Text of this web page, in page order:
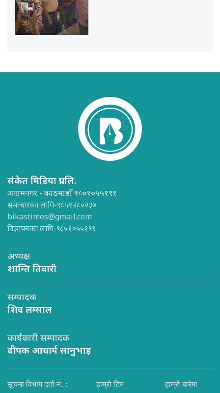
संकेत मिडिया प्रा.लि.
अनामनगर - काठमाडौँ ९८०१०५५१९९
समाचारका लागि-९८५१२८०२३७
bikastimes@gmail.com
विज्ञापनका लागि-९८५१०५५१९९
अध्यक्ष
शान्ति तिवारी
सम्पादक
शिव लम्साल
कार्यकारी सम्पादक
दीपक आचार्य सानुभाइ
सूचना विभाग दर्ता नं. :
हाम्रो टिम हाम्रो बारेमा